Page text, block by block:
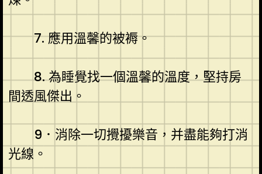
7. 應用溫馨的被褥。
8. 為睡覺找一個溫馨的溫度，堅持房
間透風傑出。
9．消除一切攪擾樂音，并盡能夠打消
光線。